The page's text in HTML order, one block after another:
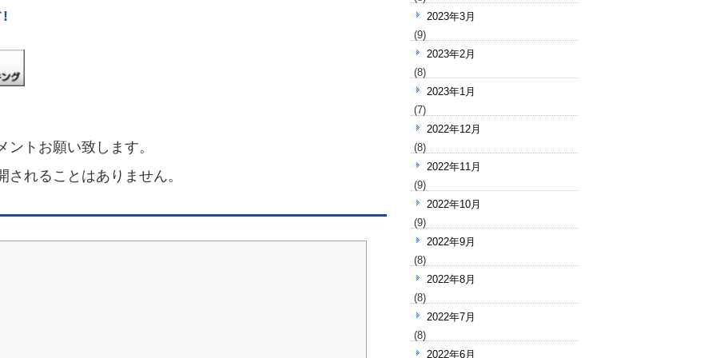
!
トお願い致します。
れることはありません。
2023年3月
(9)
2023年2月
(8)
2023年1月
(7)
2022年12月
(8)
2022年11月
(9)
2022年10月
(9)
2022年9月
(8)
2022年8月
(8)
2022年7月
(8)
2022年6月